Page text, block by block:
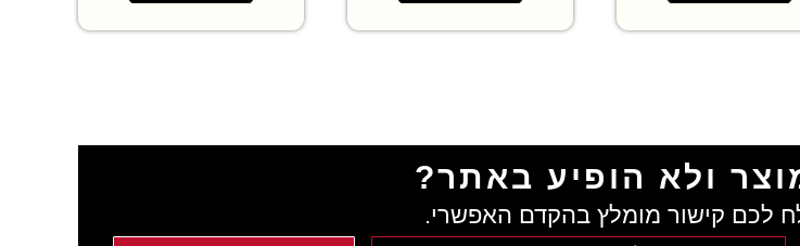
ולא הופיע באתר?
לכם קישור מומלץ בהקדם האפשרי.